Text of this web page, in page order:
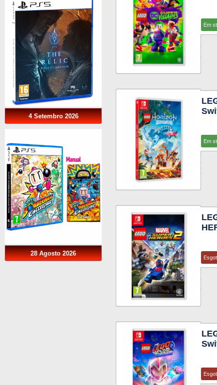
4 Setembro 2026
28 Agosto 2026
Em
Em